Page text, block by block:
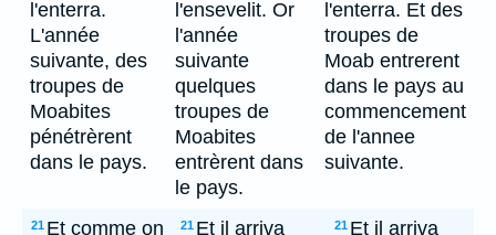
l'enterra.
L'année
suivante, des
troupes de
Moabites
pénétrèrent
dans le pays.
l'ensevelit. Or
l'année
suivante
quelques
troupes de
Moabites
entrèrent dans
le pays.
l'enterra. Et des
troupes de
Moab entrerent
dans le pays au
commencement
de l'annee
suivante.
21 Et comme on
21 Et il arriva
21 Et il arriva